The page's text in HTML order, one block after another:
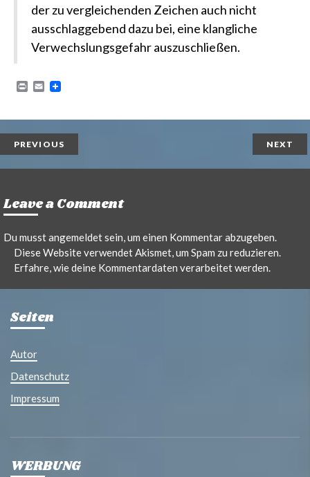
der zu vergleichenden Zeichen auch nicht
ausschlaggebend dazu bei, eine klangliche
Verwechslungsgefahr auszuschließen.
P
n
t
E
i
l
PREVIOUS NEXT
Leave a Comment
Du musstangemeldetsein, um einen Kommentar abzugeben.
Diese Website verwendet Akismet, um Spam zu reduzieren.
Erfahre, wie deine Kommentardaten verarbeitet werden.
Seiten
Autor
Datenschutz
Impressum
WERBUNG